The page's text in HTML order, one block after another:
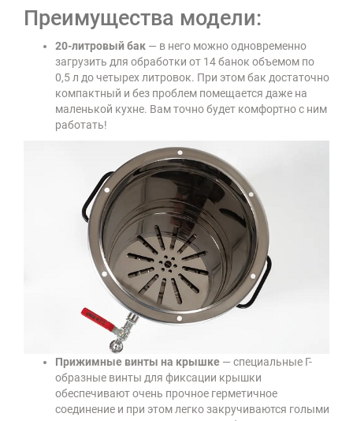
Преимущества модели:
20-литровый бак — в него можно одновременно
загрузить для обработки от 14 банок объемом по
0,5 л до четырех литровок. При этом бак достаточно
компактный и без проблем помещается даже на
маленькой кухне. Вам точно будет комфортно с ним
работать!
Прижимные винты на крышке — специальные Г-
образные винты для фиксации крышки
обеспечивают очень прочное герметичное
соединение и при этом легко закручиваются голыми